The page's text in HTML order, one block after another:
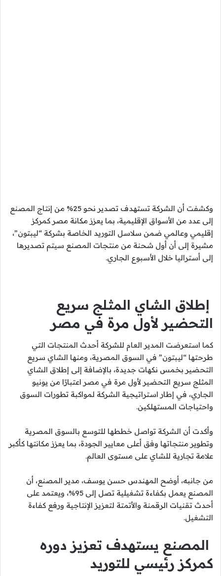
وكشفت أن الشركة تستهدف تصدير نحو 25% من إنتاج المصنع
إلى عدد من الأسواق الإقليمية، بما يعزز مكانة مصر كمركز
إقليمي وعالمي ضمن سلاسل التوريد الخاصة بشركة “ليبتون”،
مشيرة إلى أن أول شحنة من منتجات المصنع سيتم تصديرها
إلى أستراليا خلال الأسبوع الجاري.
إطلاق الشاي المثلج سريع
التحضير لأول مرة في مصر
كما استعرضت المدير العام للشركة أحدث المنتجات التي
طرحتها “ليبتون” في السوق المصرية، ومنها الشاي سريع
التحضير بخمس نكهات جديدة، بالإضافة إلى إطلاق الشاي
المثلج سريع التحضير لأول مرة في مصر اعتبارًا من يونيو
الجاري، في إطار استراتيجية الشركة لمواكبة تطورات السوق
واحتياجات المستهلكين.
وأكدت أن الشركة تواصل خططها للتوسع بالسوق المصرية
وتطوير منتجاتها وفق أعلى معايير الجودة، بما يعزز مكانتها كأكبر
علامة تجارية للشاي على مستوى العالم.
من جانبه، أوضح المهندس حسن يوسف، مدير المصنع، أن
المصنع يعمل بكفاءة تشغيلية تصل إلى 95%، ويعتمد على
أحدث تقنيات الرقمنة والأتمتة لتعزيز الإنتاجية ورفع كفاءة
التشغيل.
المصنع يستهدف تعزيز دوره
كمركز رئيسي للتوريد